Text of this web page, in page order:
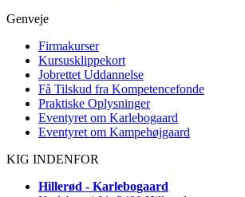
Genveje
Firmakurser
Kursusklippekort
Jobrettet Uddannelse
Få Tilskud fra Kompetencefonde
Praktiske Oplysninger
Eventyret om Karlebogaard
Eventyret om Kampehøjgaard
KIG INDENFOR
Hillerød - Karlebogaard